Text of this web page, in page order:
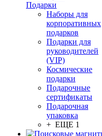
Подарки
Наборы для
корпоративных
подарков
Подарки для
руководителей
(VIP)
Космические
подарки
Подарочные
сертификаты
Подарочная
упаковка
+ ЕЩЕ 1